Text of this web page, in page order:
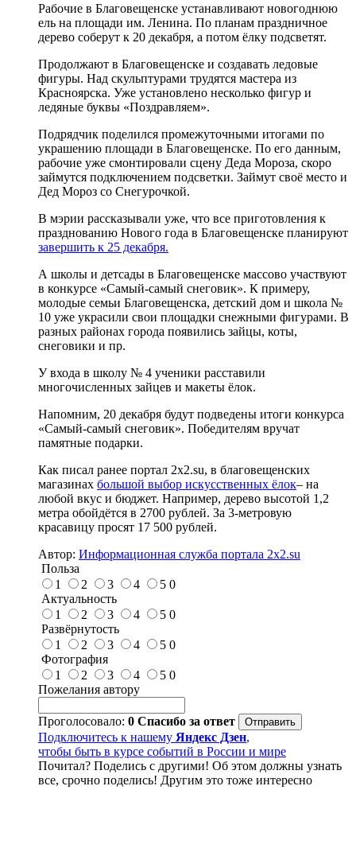
Рабочие в Благовещенске устанавливают новогоднюю
ель на площади им. Ленина. По планам праздничное
дерево соберут к 20 декабря, а потом ёлку подсветят.
Продолжают в Благовещенске и создавать ледовые
фигуры. Над скульптурами трудятся мастера из
Красноярска. Уже установлено несколько фигур и
ледяные буквы «Поздравляем».
Подрядчик поделился промежуточными итогами по
украшению площади в Благовещенске. По его данным,
рабочие уже смонтировали сцену Деда Мороза, скоро
займутся подключением подсветки. Займут своё место и
Дед Мороз со Снегурочкой.
В мэрии рассказывали уже, что все приготовления к
празднованию Нового года в Благовещенске планируют
завершить к 25 декабря.
А школы и детсады в Благовещенске массово участвуют
в конкурсе «Самый-самый снеговик». К примеру,
молодые семьи Благовещенска, детский дом и школа №
10 уже украсили свои площадки снежными фигурами. В
разных районах города появились зайцы, коты,
снеговики и пр.
У входа в школу № 4 ученики расставили
многочисленных зайцев и макеты ёлок.
Напомним, 20 декабря будут подведены итоги конкурса
«Самый-самый снеговик». Победителям вручат
памятные подарки.
Как писал ранее портал 2х2.su, в благовещенских
магазинах большой выбор искусственных ёлок– на
любой вкус и бюджет. Например, дерево высотой 1,2
метра обойдётся в 2700 рублей. За 3-метровую
красавицу просят 17 500 рублей.
Автор: Информационная служба портала 2x2.su
Польза
1
2 3 4 5 0
Актуальность
1
2 3 4 5 0
Развёрнутость
1
2 3 4 5 0
Фотография
1
2 3 4 5 0
Пожелания автору
Проголосовало: 0 Спасибо за ответ
Подключитесь к нашему Яндекс Дзен,
чтобы быть в курсе событий в России и мире
Почитал? Поделись с другими! Об этом должны узнать
все, срочно поделись! Другим это тоже интересно